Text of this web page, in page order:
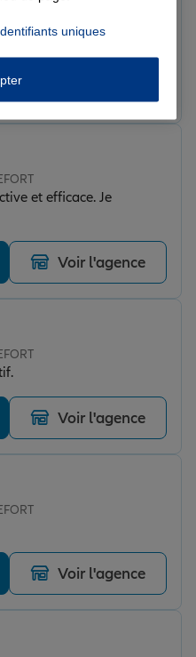
courtoise, qui ma
contrat Mutuelle et
et efficace. Je
Voir l'agence
Voir l'agence
Voir l'agence
uniques